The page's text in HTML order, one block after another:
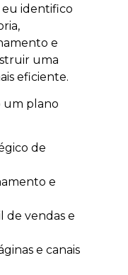
eu identifico
e
uma
eficiente.
um plano
de
e
de vendas e
e canais